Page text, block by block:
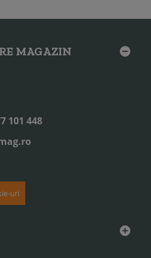
MAGAZIN
101 448
uri